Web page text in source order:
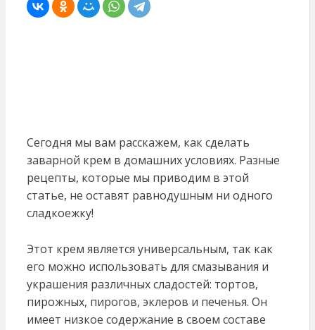
Сегодня мы вам расскажем, как сделать
заварной крем в домашних условиях. Разные
рецепты, которые мы приводим в этой
статье, не оставят равнодушным ни одного
сладкоежку!
Этот крем является универсальным, так как
его можно использовать для смазывания и
украшения различных сладостей: тортов,
пирожных, пирогов, эклеров и печенья. Он
имеет низкое содержание в своем составе